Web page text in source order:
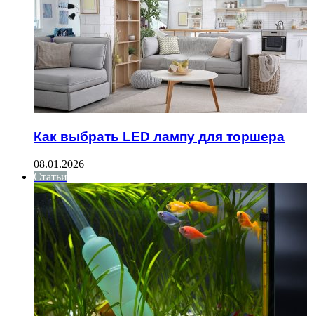
Как выбрать LED лампу для торшера
08.01.2026
Статьи